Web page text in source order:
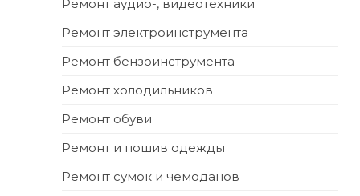
Ремонт аудио-, видеотехники
Ремонт электроинструмента
Ремонт бензоинструмента
Ремонт холодильников
Ремонт обуви
Ремонт и пошив одежды
Ремонт сумок и чемоданов